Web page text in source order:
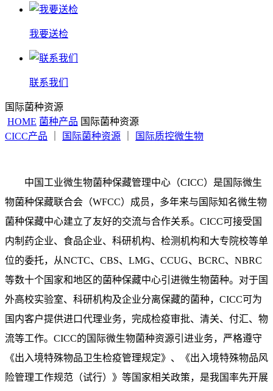
我要送检
联系我们
国际菌种资源
HOME 菌种产品 国际菌种资源
CICC产品
国际菌种资源 国际质控微生物
中国工业微生物菌种保藏管理中心（CICC）是国际微生
物菌种保藏联合会（WFCC）成员，多年来与国际知名微生物
菌种保藏中心建立了友好的交流与合作关系。CICC可接受国
内制药企业、食品企业、科研机构、检测机构和大专院校等单
位的委托，从NCTC、CBS、LMG、CCUG、BCRC、NBRC
等数十个国家和地区的菌种保藏中心引进微生物菌种。对于国
外高校实验室、科研机构及企业分离保藏的菌种，CICC可为
国内客户提供进口代理业务，完成检疫审批、清关、付汇、物
流等工作。CICC的国际微生物菌种资源引进业务，严格遵守
《出入境特殊物品卫生检疫管理规定》、《出入境特殊物品风
险管理工作规范（试行）》等国家相关政策，是我国率先开展